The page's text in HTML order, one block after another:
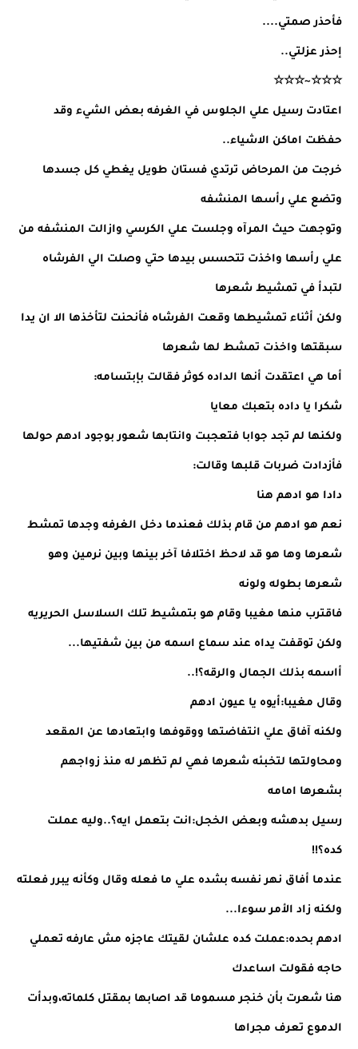
فأحذر صمتي....
إحذر عزلتي..
☆☆☆~☆☆☆
اعتادت رسيل علي الجلوس في الغرفه بعض الشيء وقد
حفظت اماكن الاشياء..
خرجت من المرحاض ترتدي فستان طويل يغطي كل جسدها
وتضع علي رأسها المنشفه
وتوجهت حيث المرآه وجلست علي الكرسي وازالت المنشفه من
علي رأسها واخذت تتحسس بيدها حتي وصلت الي الفرشاه
لتبدأ في تمشيط شعرها
ولكن أثناء تمشيطها وقعت الفرشاه فأنحنت لتأخذها الا ان يدا
سبقتها واخذت تمشط لها شعرها
أما هي اعتقدت أنها الداده كوثر فقالت بإبتسامه:
شكرا يا داده بتعبك معايا
ولكنها لم تجد جوابا فتعجبت وانتابها شعور بوجود ادهم حولها
فأزدادت ضربات قلبها وقالت:
دادا هو ادهم هنا
نعم هو ادهم من قام بذلك فعندما دخل الغرفه وجدها تمشط
شعرها وها هو قد لاحظ اختلافا آخر بينها وبين نرمين وهو
شعرها بطوله ولونه
فاقترب منها مغيبا وقام هو بتمشيط تلك السلاسل الحريريه
ولكن توقفت يداه عند سماع اسمه من بين شفتيها...
أاسمه بذلك الجمال والرقه؟!..
وقال مغيبا:أيوه يا عيون ادهم
ولكنه آفاق علي انتفاضتها ووقوفها وابتعادها عن المقعد
ومحاولتها لتخبئه شعرها فهي لم تظهر له منذ زواجهم
بشعرها امامه
رسيل بدهشه وبعض الخجل:انت بتعمل ايه؟..وليه عملت
كده؟!!
عندما أفاق نهر نفسه بشده علي ما فعله وقال وكأنه يبرر فعلته
ولكنه زاد الأمر سوءا...
ادهم بحده:عملت كده علشان لقيتك عاجزه مش عارفه تعملي
حاجه فقولت اساعدك
هنا شعرت بأن خنجر مسموما قد اصابها بمقتل كلماته،وبدأت
الدموع تعرف مجراها